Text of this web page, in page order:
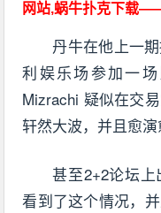
网站,蜗牛扑克下载
丹牛在他上一
利娱乐场参加一
Mizrachi 疑似在交
轩然大波，并且愈演
甚至2+2论坛
看到了这个情况，